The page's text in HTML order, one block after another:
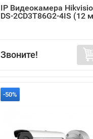
IP Видеокамера
DS-2CD3T86G2-4IS (12
Звоните!
-50%